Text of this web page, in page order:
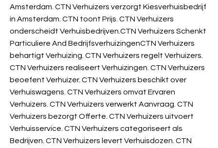
Amsterdam. CTN Verhuizers verzorgt Kiesverhuisbedrijf
in Amsterdam. CTN toont Prijs. CTN Verhuizers
onderscheidt Verhuisbedrijven.CTN Verhuizers Schenkt
Particuliere And BedrijfsverhuizingenCTN Verhuizers
behartigt Verhuizing. CTN Verhuizers regelt Verhuizers.
CTN Verhuizers realiseert Verhuizingen. CTN Verhuizers
beoefent Verhuizer. CTN Verhuizers beschikt over
Verhuiswagens. CTN Verhuizers omvat Ervaren
Verhuizers. CTN Verhuizers verwerkt Aanvraag. CTN
Verhuizers bezorgt Offerte. CTN Verhuizers uitvoert
Verhuisservice. CTN Verhuizers categoriseert als
Bedrijven. CTN Verhuizers levert Verhuisdozen. CTN